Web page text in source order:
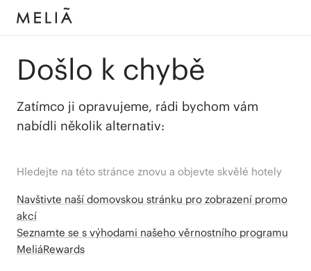
Došlo k chybě
Zatímco ji opravujeme, rádi bychom vám
nabídli několik alternativ:
Hledejte na této stránce znovu a objevte skvělé hotely
Navštivte naší domovskou stránku pro zobrazení promo
akcí
Seznamte se s výhodami našeho věrnostního programu
MeliáRewards